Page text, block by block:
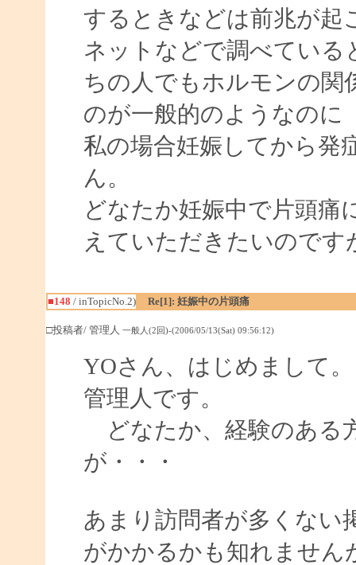
するときなどは前兆が起
ネットなどで調べている
ちの人でもホルモンの関
のが一般的のようなのに
私の場合妊娠してから発
ん。
どなたか妊娠中で片頭痛
えていただきたいのです
■148 / inTopicNo.2) Re[1]: 妊娠中の片頭痛
□投稿者/ 管理人 一般人(2回)-(2006/05/13(Sat) 09:56:12)
YOさん、はじめまして。
管理人です。
どなたか、経験のある
が・・・
あまり訪問者が多くない
がかかるかも知れません